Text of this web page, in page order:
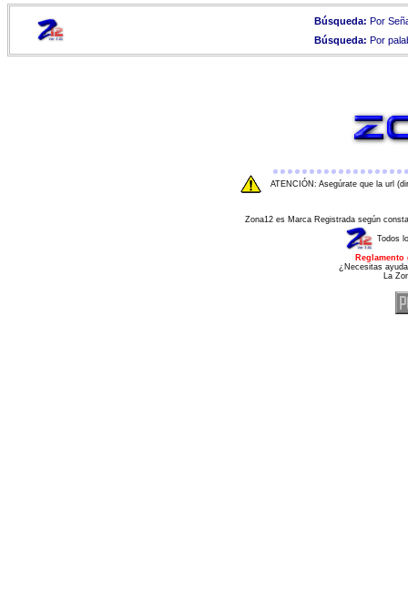
Búsqueda: Por
Búsqueda: Por
ATENCIÓN: Asegúrate que la url
Zona12 es Marca Registrada según
Todos
¿Necesitas
La